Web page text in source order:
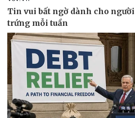
Nam khoa
Làm đẹp - giảm cân
Phòng mạch online
Ăn sạch sống khỏe